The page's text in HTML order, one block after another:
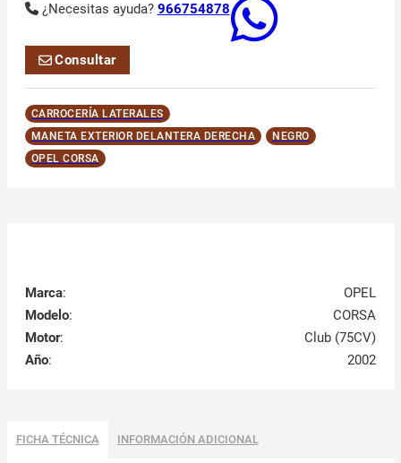
¿Necesitas ayuda? 966754878
Consultar
CARROCERÍA LATERALES
MANETA EXTERIOR DELANTERA DERECHA
NEGRO
OPEL CORSA
Marca:
OPEL
Modelo:
CORSA
Motor:
Club (75CV)
Año: 2002
FICHA TÉCNICA INFORMACIÓN ADICIONAL